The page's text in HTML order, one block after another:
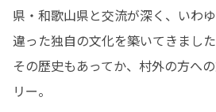
県・和歌山県と交流が深く、いわ
違った独自の文化を築いてきました
その歴史もあってか、村外の方へ
リー。